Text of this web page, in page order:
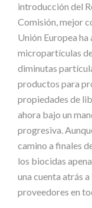
introducción del
Comisión, mejor
Unión Europea
micropartículas
diminutas
productos para
propiedades de
ahora bajo un
progresiva.
camino a finales
los biocidas
una cuenta atrás
proveedores en